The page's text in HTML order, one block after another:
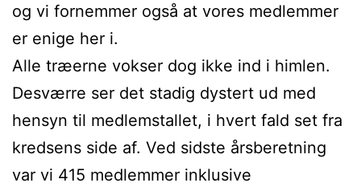
og vi fornemmer også at vores medlemmer
er enige her i.
Alle træerne vokser dog ikke ind i himlen.
Desværre ser det stadig dystert ud med
hensyn til medlemstallet, i hvert fald set fra
kredsens side af. Ved sidste årsberetning
var vi 415 medlemmer inklusive